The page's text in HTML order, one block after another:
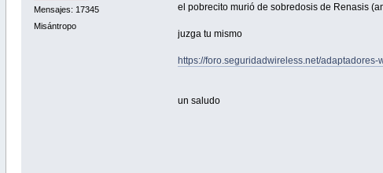
Mensajes: 17345
Misántropo
el pobrecito murió de sobredosis de Renasis
juzga tu mismo
https://foro.seguridadwireless.net/
un saludo